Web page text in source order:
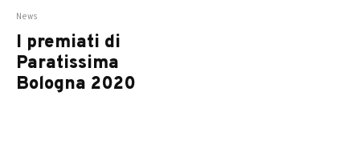
News
I premiati di
Paratissima
Bologna 2020